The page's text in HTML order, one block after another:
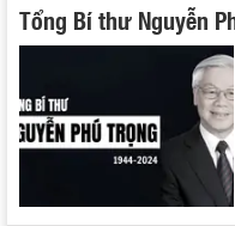
Tổng Bí thư Nguyễn